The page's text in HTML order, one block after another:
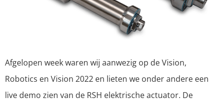
Afgelopen week waren wij aanwezig op de Vision,
Robotics en Vision 2022 en lieten we onder andere een
live demo zien van de RSH elektrische actuator. De